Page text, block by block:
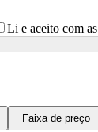
Li e aceito com as
Faixa de preço